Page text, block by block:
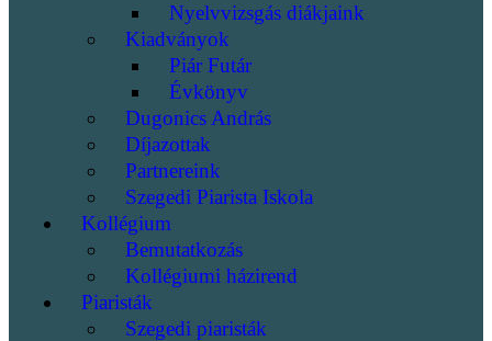
Nyelvvizsgás diákjaink
Kiadványok
Piár Futár
Évkönyv
Dugonics András
Díjazottak
Partnereink
Szegedi Piarista Iskola
Kollégium
Bemutatkozás
Kollégiumi házirend
Piaristák
Szegedi piaristák